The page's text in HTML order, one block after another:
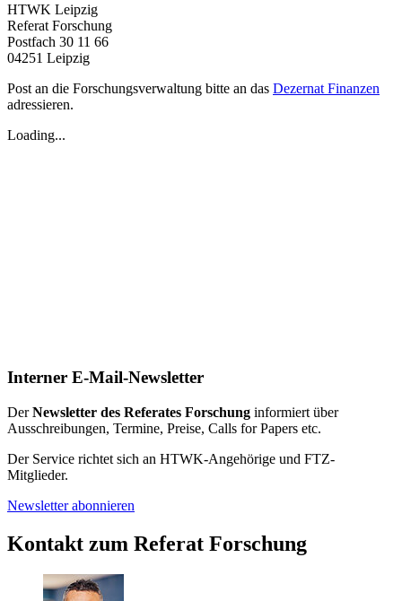
HTWK Leipzig
Referat Forschung
Postfach 30 11 66
04251 Leipzig
Post an die Forschungsverwaltung bitte an das Dezernat Finanzen
adressieren.
Loading...
Interner E-Mail-Newsletter
DerNewsletter des Referates Forschung informiert über
Ausschreibungen, Termine, Preise, Calls for Papers etc.
Der Service richtet sich an HTWK-Angehörige und FTZ-
Mitglieder.
Newsletter abonnieren
Kontakt zum Referat Forschung